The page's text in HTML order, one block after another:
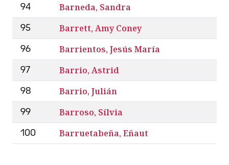
94 Barneda, Sandra
95 Barrett, Amy Coney
96 Barrientos, Jesús María
97 Barrio, Astrid
98 Barrio, Julián
99 Barroso, Sílvia
100 Barruetabeña, Eñaut